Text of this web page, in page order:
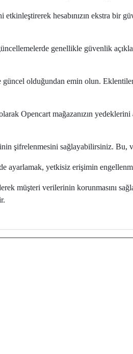
hesabınızın ekstra bir
genellikle güvenlik
olduğundan emin olun.
Opencart mağazanızın
şifrelenmesini sağlayabilirsiniz. Bu,
yetkisiz erişimin
müşteri verilerinin korunmasını